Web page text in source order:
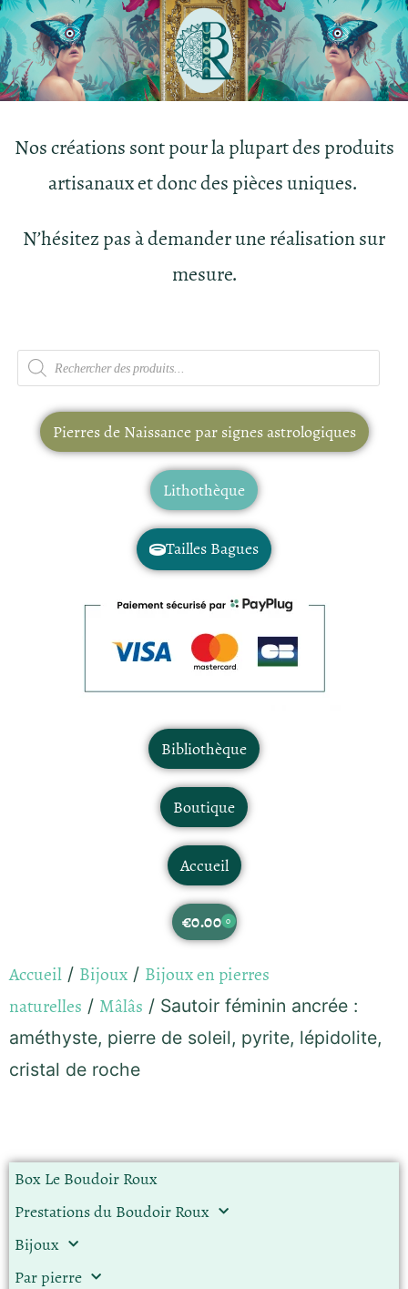
Nos créations sont pour la plupart des produits
artisanaux et donc des pièces uniques.
N’hésitez pas à demander une réalisation sur
mesure.
Pierres de Naissance par signes astrologiques
Lithothèque
Tailles Bagues
Bibliothèque
Boutique
Accueil
€0.00 0
Accueil / Bijoux / Bijoux en pierres
naturelles / Mâlâs / Sautoir féminin ancrée :
améthyste, pierre de soleil, pyrite, lépidolite,
cristal de roche
Box Le Boudoir Roux
Prestations du Boudoir Roux
Bijoux
Par pierre